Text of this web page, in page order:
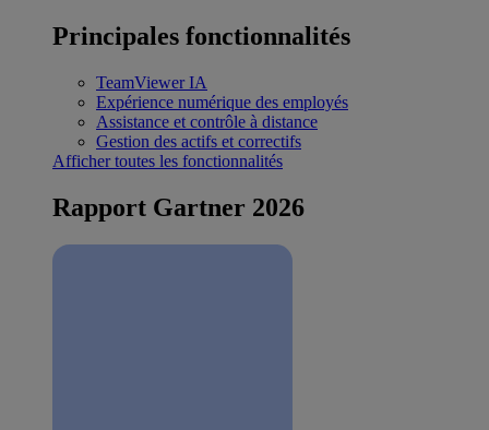
Principales fonctionnalités
TeamViewer IA
Expérience numérique des employés
Assistance et contrôle à distance
Gestion des actifs et correctifs
Afficher toutes les fonctionnalités
Rapport Gartner 2026